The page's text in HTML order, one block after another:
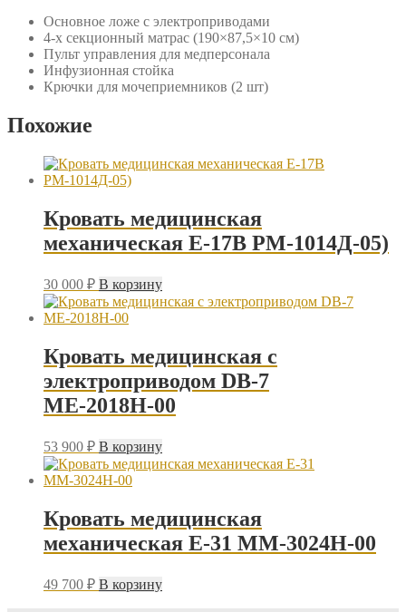
Основное ложе с электроприводами
4-х секционный матрас (190×87,5×10 см)
Пульт управления для медперсонала
Инфузионная стойка
Крючки для мочеприемников (2 шт)
Похожие
Кровать медицинская
механическая Е-17B РМ-1014Д-05)
30 000 ₽ В корзину
Кровать медицинская с
электроприводом DB-7
MЕ-2018Н-00
53 900 ₽ В корзину
Кровать медицинская
механическая Е-31 ММ-3024Н-00
49 700 ₽ В корзину